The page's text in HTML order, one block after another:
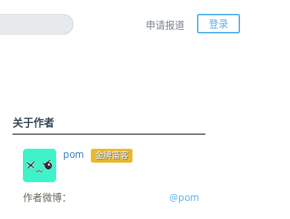
申请报道 登录
关于作者
pom 金牌笛客
作者微博： @pom